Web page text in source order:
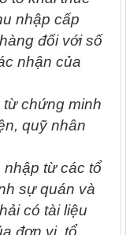
nhập cấp
đối với số
nhận của
chứng minh
quỹ nhân
nhập từ các tổ
sự quán và
có tài liệu
đơn vị, tổ